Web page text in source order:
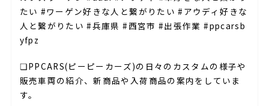
たい #ワーゲン好きな人と繋がりたい #アウディ好きな
人と繋がりたい #兵庫県 #西宮市 #出張作業 #ppcarsb
yfpz
❏PPCARS(ピーピーカーズ)の日々のカスタムの様子や
販売車両の紹介、新商品や入荷商品の案内をしていま
す。